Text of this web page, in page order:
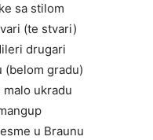
sa stilom
(te stvari)
drugari
(belom gradu)
ukradu
u Braunu